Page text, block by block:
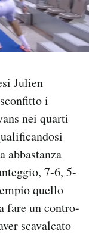
Julien
i
nei quarti
abbastanza
7-6, 5-
quello
fare un contro-
scavalcato